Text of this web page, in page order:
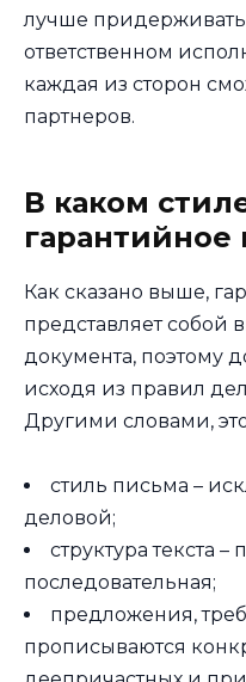
лучше
ответственном
каждая из сторон
партнеров.
В каком
гарантийное
Как сказано выше,
представляет собой
документа, поэтому
исходя из правил
Другими словами, это
стиль письма –
деловой;
структура текста –
последовательная;
предложения,
прописываются